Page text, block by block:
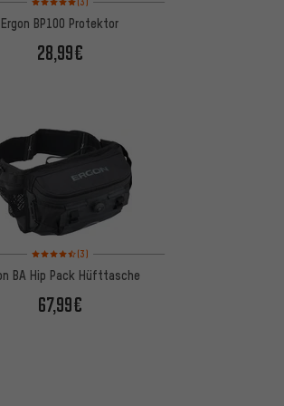
Ergon BP100 Protektor
28,99€
Bewertungen: 4,5 von 5 basierend auf 3 Bewertungen
(3)
BA Hip Pack Hüfttasche
67,99€